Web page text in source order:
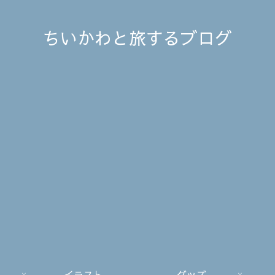
ちいかわと旅するブログ